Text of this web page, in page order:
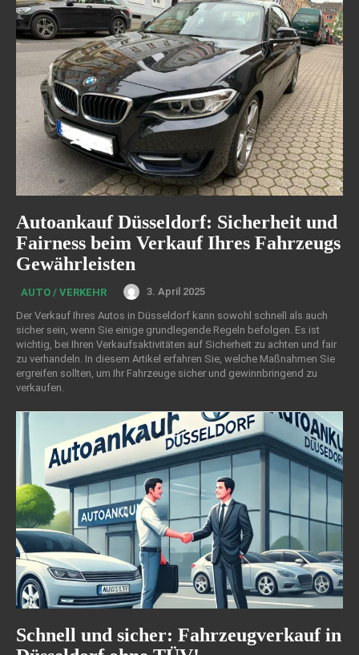
Autoankauf Düsseldorf: Sicherheit und
Fairness beim Verkauf Ihres Fahrzeugs
Gewährleisten
AUTO / VERKEHR
3. April 2025
Der Verkauf Ihres Autos in Düsseldorf kann sowohl schnell als auch
sicher sein, wenn Sie einige grundlegende Regeln befolgen. Es ist
wichtig, bei Ihren Verkaufsaktivitäten auf Sicherheit zu achten und fair
zu verhandeln. In diesem Artikel erfahren Sie, welche Maßnahmen Sie
ergreifen sollten, um Ihr Fahrzeuge sicher und gewinnbringend zu
verkaufen.
Schnell und sicher: Fahrzeugverkauf in